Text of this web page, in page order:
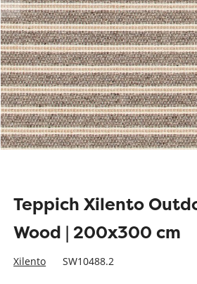
Teppich Xilento
Wood | 200x300 cm
Xilento SW10488.2